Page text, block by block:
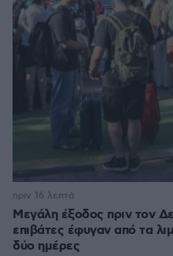
Μεγάλη έξοδος πριν τον
επιβάτες έφυγαν από τα
δύο ημέρες
πριν 16 λεπτά